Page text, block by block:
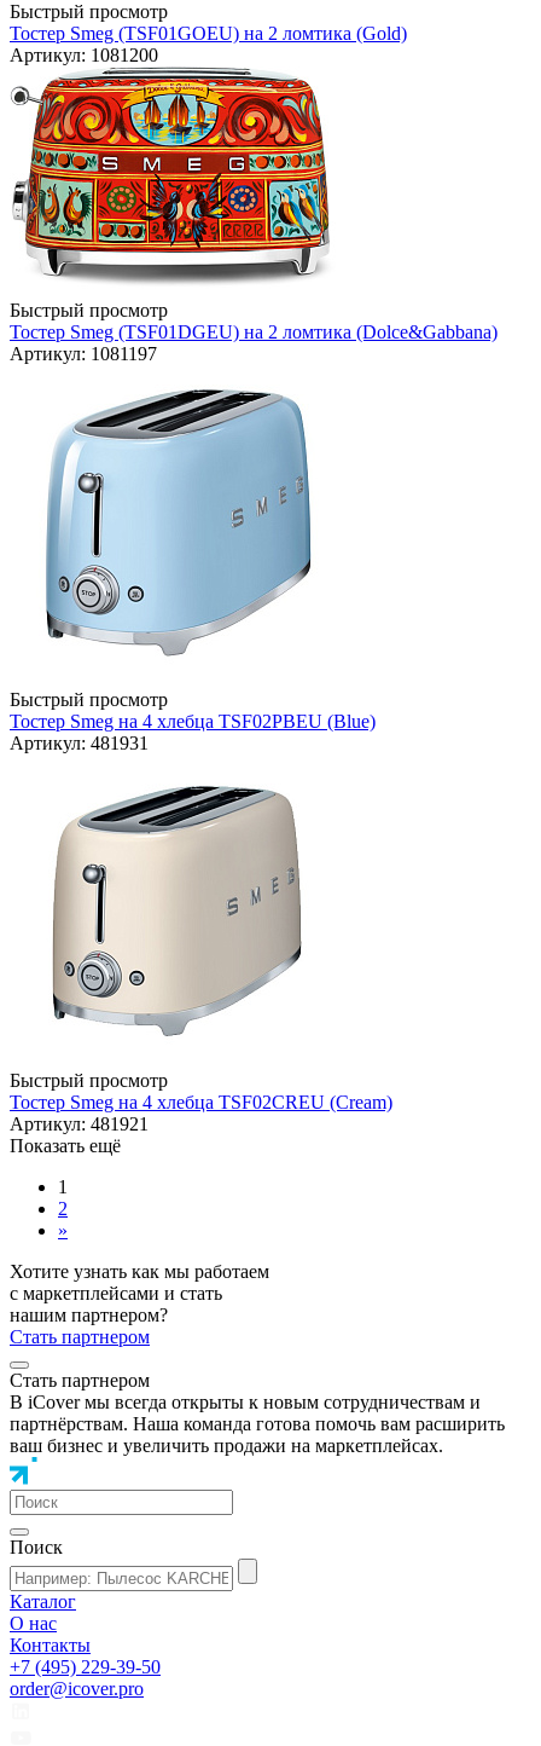
Быстрый просмотр
Тостер Smeg (TSF01GOEU) на 2 ломтика (Gold)
Артикул: 1081200
Быстрый просмотр
Тостер Smeg (TSF01DGEU) на 2 ломтика (Dolce&Gabbana)
Артикул: 1081197
Быстрый просмотр
Тостер Smeg на 4 хлебца TSF02PBEU (Blue)
Артикул: 481931
Быстрый просмотр
Тостер Smeg на 4 хлебца TSF02CREU (Cream)
Артикул: 481921
Показать ещё
1
2
»
Хотите узнать как мы работаем
с маркетплейсами и стать
нашим партнером?
Стать партнером
Стать партнером
В iCover мы всегда открыты к новым сотрудничествам и
партнёрствам. Наша команда готова помочь вам расширить
ваш бизнес и увеличить продажи на маркетплейсах.
Поиск
Каталог
О нас
Контакты
+7 (495) 229-39-50
order@icover.pro